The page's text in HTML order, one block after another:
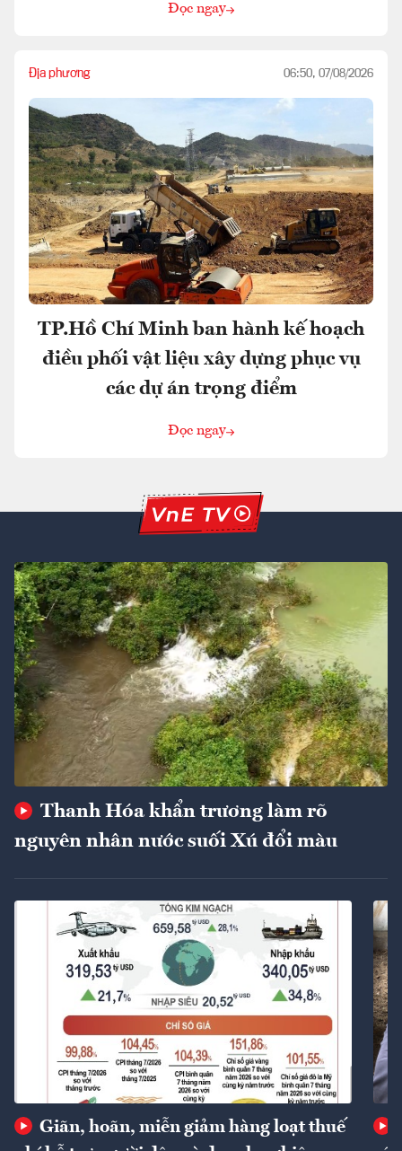
Đọc ngay
Địa phương 06:50, 07/08/2026
TP.Hồ Chí Minh ban hành kế hoạch
điều phối vật liệu xây dựng phục vụ
các dự án trọng điểm
Đọc ngay
Thanh Hóa khẩn trương làm rõ
nguyên nhân nước suối Xú đổi màu
Giãn, hoãn, miễn giảm hàng loạt thuế